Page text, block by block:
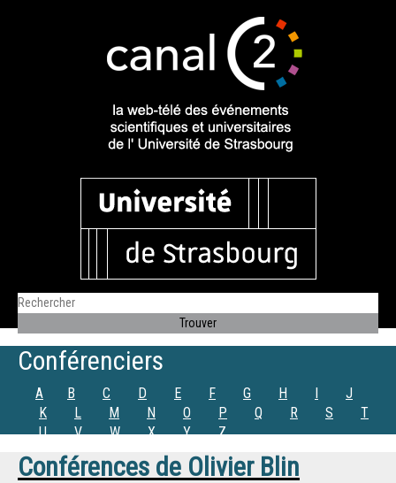
Conférenciers
A B C D E F G H I
J
K
L M N O P Q R S
T
U
V W X Y Z
Conférences de Olivier Blin